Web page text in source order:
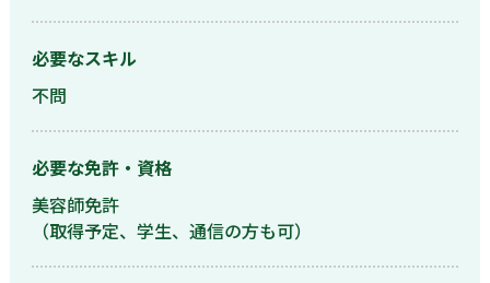
必要なスキル
不問
必要な免許・資格
美容師免許
（取得予定、学生、通信の方も可）